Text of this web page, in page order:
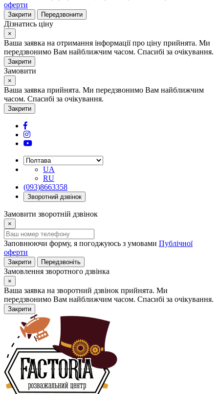
оферти
Закрити Передзвонити
Дізнатись ціну
×
Ваша заявка на отримання інформації про ціну прийнята. Ми
передзвонимо Вам найближчим часом. Спасибі за очікування.
Закрити
Замовити
×
Ваша заявка прийнята. Ми передзвонимо Вам найближчим
часом. Спасибі за очікування.
Закрити
UA
RU
(093)8663358
Зворотний дзвінок
Замовити зворотній дзвінок
×
Заповнюючи форму, я погоджуюсь з умовами Публічної
оферти
Закрити Передзвоніть
Замовлення зворотного дзвінка
×
Ваша заявка на зворотний дзвінок прийнята. Ми
передзвонимо Вам найближчим часом. Спасибі за очікування.
Закрити